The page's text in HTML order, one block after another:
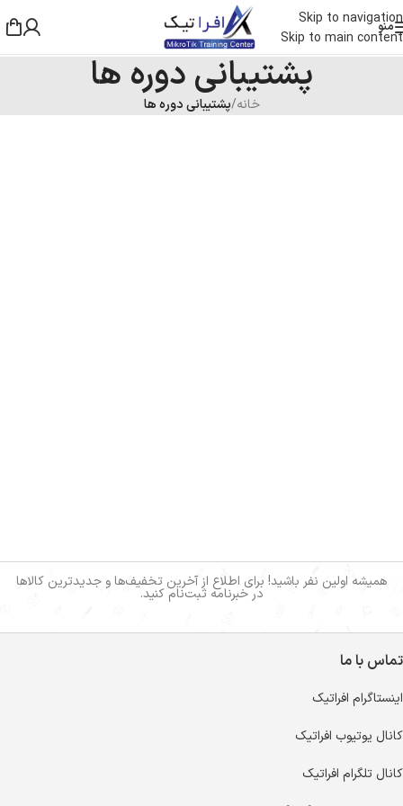
Skip to navigation
Skip to main content
منو
پشتیبانی دوره ها
خانه/پشتیبانی دوره ها
همیشه اولین نفر باشید! برای اطلاع از آخرین تخفیف‌ها و جدیدترین کالاها
در خبرنامه ثبت‌نام کنید.
تماس با ما
اینستاگرام افراتیک
کانال یوتیوب افراتیک
کانال تلگرام افراتیک